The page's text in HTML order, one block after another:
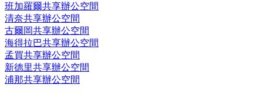
班加羅爾共享辦公空間
清奈共享辦公空間
古爾岡共享辦公空間
海得拉巴共享辦公空間
孟買共享辦公空間
新德里共享辦公空間
浦那共享辦公空間